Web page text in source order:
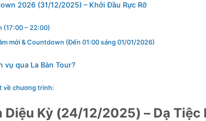
2026 (31/12/2025) – Khởi Đầu Rực Rỡ
(17:00 – 22:00)
mới & Countdown (Đến 01:00 sáng 01/01/2026)
vụ qua La Bàn Tour?
về chương trình:
Diệu Kỳ (24/12/2025) – Dạ Tiệc